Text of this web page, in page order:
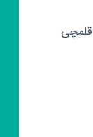
قلمچی‌‌